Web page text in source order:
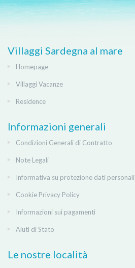
Villaggi Sardegna al mare
Homepage
Villaggi Vacanze
Residence
Informazioni generali
Condizioni Generali di Contratto
Note Legali
Informativa su protezione dati personali
Cookie Privacy Policy
Informazioni sui pagamenti
Aiuti di Stato
Le nostre località